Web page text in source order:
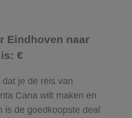
Eindhoven naar
€
je de reis van
Cana wilt maken en
is de goedkoopste deal